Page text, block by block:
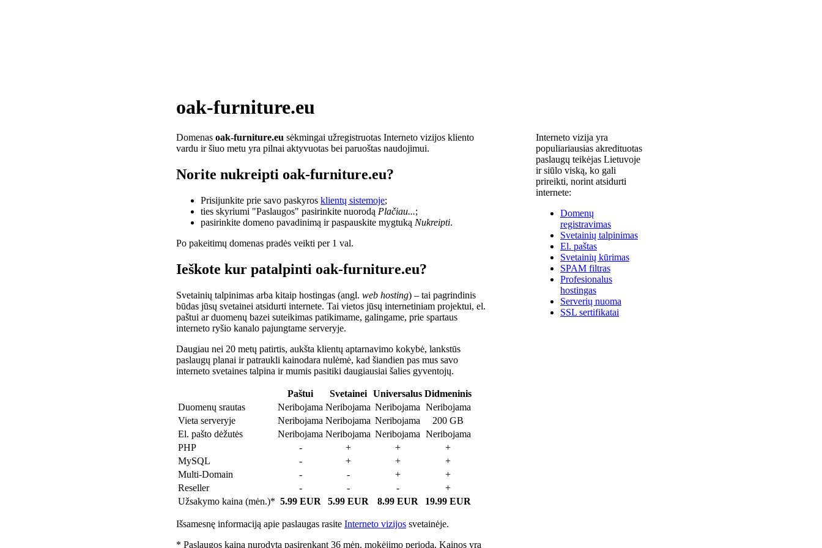
oak-furniture.eu
Domenas oak-furniture.eu sėkmingai užregistruotas Interneto vizijos kliento
vardu ir šiuo metu yra pilnai aktyvuotas bei paruoštas naudojimui.
Norite nukreipti oak-furniture.eu?
Prisijunkite prie savo paskyros klientų sistemoje;
ties skyriumi "Paslaugos" pasirinkite nuorodą Plačiau...;
pasirinkite domeno pavadinimą ir paspauskite mygtuką Nukreipti.
Po pakeitimų domenas pradės veikti per 1 val.
Ieškote kur patalpinti oak-furniture.eu?
Svetainių talpinimas arba kitaip hostingas (angl. web hosting) – tai pagrindinis
būdas jūsų svetainei atsidurti internete. Tai vietos jūsų internetiniam projektui, el.
paštui ar duomenų bazei suteikimas patikimame, galingame, prie spartaus
interneto ryšio kanalo pajungtame serveryje.
Daugiau nei 20 metų patirtis, aukšta klientų aptarnavimo kokybė, lankstūs
paslaugų planai ir patraukli kainodara nulėmė, kad šiandien pas mus savo
interneto svetaines talpina ir mumis pasitiki daugiausiai šalies gyventojų.
Paštui Svetainei Universalus Didmeninis
Duomenų srautas
Neribojama Neribojama Neribojama Neribojama
Vieta serveryje
Neribojama Neribojama Neribojama
200 GB
El. pašto dėžutės
Neribojama Neribojama Neribojama Neribojama
PHP
- + +
+
MySQL
- + +
+
Multi-Domain
- - +
+
Reseller
- - -
+
Užsakymo kaina (mėn.)* 5.99 EUR 5.99 EUR 8.99 EUR 19.99 EUR
Išsamesnę informaciją apie paslaugas rasite Interneto vizijos svetainėje.
* Paslaugos kaina nurodyta pasirenkant 36 mėn. mokėjimo periodą. Kainos yra
Interneto vizija yra
populiariausias akredituotas
paslaugų teikėjas Lietuvoje
ir siūlo viską, ko gali
prireikti, norint atsidurti
internete:
Domenų
registravimas
Svetainių talpinimas
El. paštas
Svetainių kūrimas
SPAM filtras
Profesionalus
hostingas
Serverių nuoma
SSL sertifikatai